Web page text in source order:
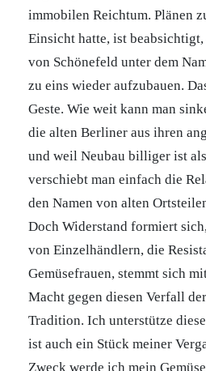
immobilen Reichtum. Plänen
Einsicht hatte, ist
von Schönefeld unter dem
zu eins wieder aufzubauen.
Geste. Wie weit kann man
die alten Berliner aus ihren
und weil Neubau billiger ist
verschiebt man einfach die
den Namen von alten
Doch Widerstand formiert
von Einzelhändlern, die
Gemüsefrauen, stemmt sich
Macht gegen diesen Verfall
Tradition. Ich unterstütze
ist auch ein Stück meiner
Zweck werde ich mein